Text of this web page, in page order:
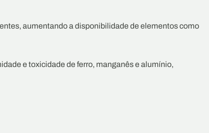
aumentando a disponibilidade de elementos como
e toxicidade de ferro, manganês e alumínio,